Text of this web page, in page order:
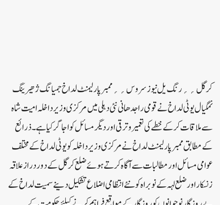
کرگل ؍؍رنگ یل نیوزسروس؍؍ممبرپارلیمنٹ لداخ جمیانگ ژھیرینگ
نمگیال یوٹی لداخ نے قومی راجدھانی نئی دہلی میں مرکزی وزیر داخلہ امیت شاہ
سے ملاقات کرکے خطے کی تعمیروترقی اور دیگر مسائل کواجاگر کیا ہے ۔ذرائع
کے مطابق ممبرپارلیمنٹ لداخ نے مرکزی وزیر داخلہ کو یوٹی لداخ کے مختلف
عوامی مسائل اور مطالبات سے آگاہ کرتے ہوئے ضلع کرگل کے دوردرازعلاقہ
زنسکاراور ضلع لہہ کے نوبراہ کو نئے انتظامی اضلاع تشکیل دینے سمیت لداخ کے